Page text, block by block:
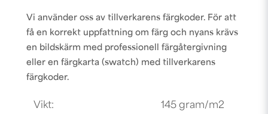
Vi använder oss av tillverkarens färgkoder. För att
få en korrekt uppfattning om färg och nyans krävs
en bildskärm med professionell färgåtergivning
eller en färgkarta (swatch) med tillverkarens
färgkoder.
Vikt: 145 gram/m2